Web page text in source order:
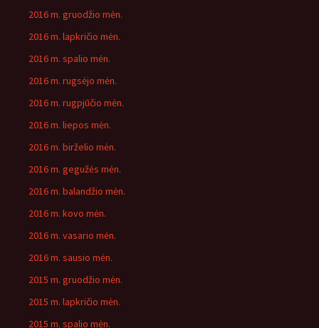
2016 m. gruodžio mėn.
2016 m. lapkričio mėn.
2016 m. spalio mėn.
2016 m. rugsėjo mėn.
2016 m. rugpjūčio mėn.
2016 m. liepos mėn.
2016 m. birželio mėn.
2016 m. gegužės mėn.
2016 m. balandžio mėn.
2016 m. kovo mėn.
2016 m. vasario mėn.
2016 m. sausio mėn.
2015 m. gruodžio mėn.
2015 m. lapkričio mėn.
2015 m. spalio mėn.